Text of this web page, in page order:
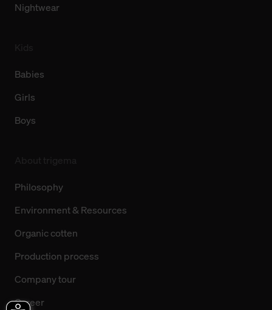
Nightwear
Babies
Girls
Boys
Philosophy
Environment & Resources
Organic cotten
Production process
Company tour
Career